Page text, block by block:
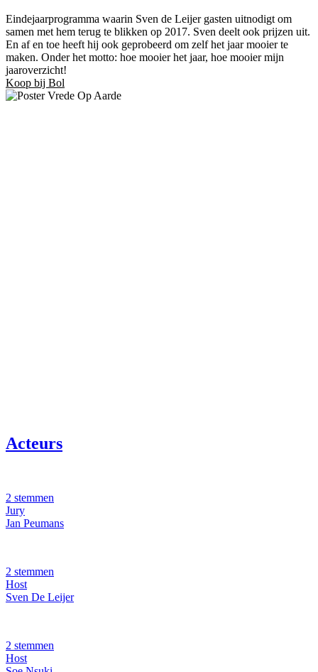
Eindejaarprogramma waarin Sven de Leijer gasten uitnodigt om
samen met hem terug te blikken op 2017. Sven deelt ook prijzen uit.
En af en toe heeft hij ook geprobeerd om zelf het jaar mooier te
maken. Onder het motto: hoe mooier het jaar, hoe mooier mijn
jaaroverzicht!
Koop bij Bol
Acteurs
2 stemmen
Jury
Jan Peumans
2 stemmen
Host
Sven De Leijer
2 stemmen
Host